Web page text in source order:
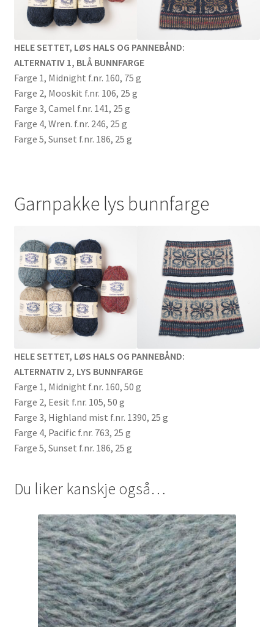
HELE SETTET, LØS HALS OG PANNEBÅND:
ALTERNATIV 1, BLÅ BUNNFARGE
Farge 1, Midnight f.nr. 160, 75 g
Farge 2, Mooskit f.nr. 106, 25 g
Farge 3, Camel f.nr. 141, 25 g
Farge 4, Wren. f.nr. 246, 25 g
Farge 5, Sunset f.nr. 186, 25 g
Garnpakke lys bunnfarge
HELE SETTET, LØS HALS OG PANNEBÅND:
ALTERNATIV 2, LYS BUNNFARGE
Farge 1, Midnight f.nr. 160, 50 g
Farge 2, Eesit f.nr. 105, 50 g
Farge 3, Highland mist f.nr. 1390, 25 g
Farge 4, Pacific f.nr. 763, 25 g
Farge 5, Sunset f.nr. 186, 25 g
Du liker kanskje også…